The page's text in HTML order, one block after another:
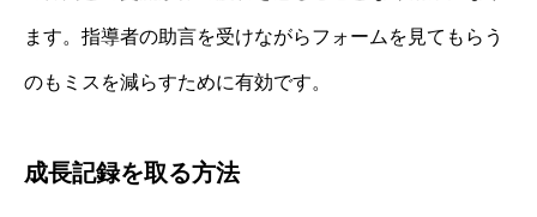
ます。指導者の助言を受けながらフォームを見てもらう
のもミスを減らすために有効です。
成長記録を取る方法